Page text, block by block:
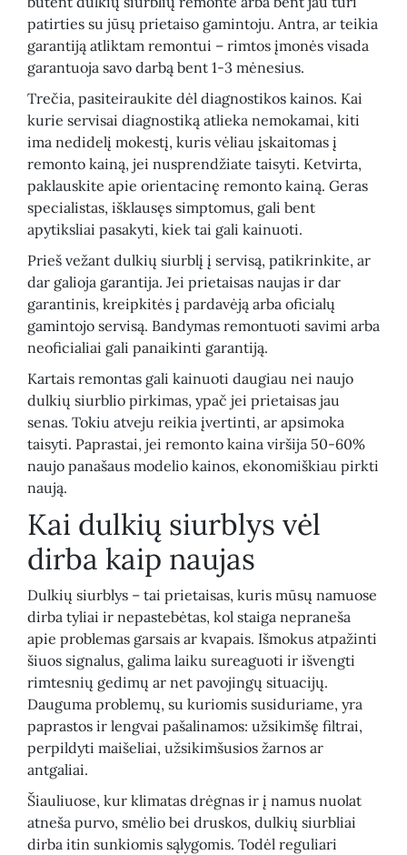
patirties su jūsų prietaiso gamintoju. Antra, ar teikia
garantiją atliktam remontui – rimtos įmonės visada
garantuoja savo darbą bent 1-3 mėnesius.
Trečia, pasiteiraukite dėl diagnostikos kainos. Kai
kurie servisai diagnostiką atlieka nemokamai, kiti
ima nedidelį mokestį, kuris vėliau įskaitomas į
remonto kainą, jei nusprendžiate taisyti. Ketvirta,
paklauskite apie orientacinę remonto kainą. Geras
specialistas, išklausęs simptomus, gali bent
apytiksliai pasakyti, kiek tai gali kainuoti.
Prieš vežant dulkių siurblį į servisą, patikrinkite, ar
dar galioja garantija. Jei prietaisas naujas ir dar
garantinis, kreipkitės į pardavėją arba oficialų
gamintojo servisą. Bandymas remontuoti savimi arba
neoficialiai gali panaikinti garantiją.
Kartais remontas gali kainuoti daugiau nei naujo
dulkių siurblio pirkimas, ypač jei prietaisas jau
senas. Tokiu atveju reikia įvertinti, ar apsimoka
taisyti. Paprastai, jei remonto kaina viršija 50-60%
naujo panašaus modelio kainos, ekonomiškiau pirkti
naują.
Kai dulkių siurblys vėl
dirba kaip naujas
Dulkių siurblys – tai prietaisas, kuris mūsų namuose
dirba tyliai ir nepastebėtas, kol staiga nepraneša
apie problemas garsais ar kvapais. Išmokus atpažinti
šiuos signalus, galima laiku sureaguoti ir išvengti
rimtesnių gedimų ar net pavojingų situacijų.
Dauguma problemų, su kuriomis susiduriame, yra
paprastos ir lengvai pašalinamos: užsikimšę filtrai,
perpildyti maišeliai, užsikimšusios žarnos ar
antgaliai.
Šiauliuose, kur klimatas drėgnas ir į namus nuolat
atneša purvo, smėlio bei druskos, dulkių siurbliai
dirba itin sunkiomis sąlygomis. Todėl reguliari